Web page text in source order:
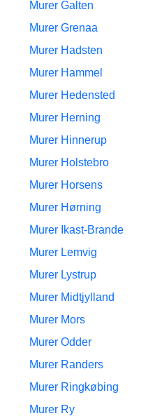
Murer Galten
Murer Grenaa
Murer Hadsten
Murer Hammel
Murer Hedensted
Murer Herning
Murer Hinnerup
Murer Holstebro
Murer Horsens
Murer Hørning
Murer Ikast-Brande
Murer Lemvig
Murer Lystrup
Murer Midtjylland
Murer Mors
Murer Odder
Murer Randers
Murer Ringkøbing
Murer Ry